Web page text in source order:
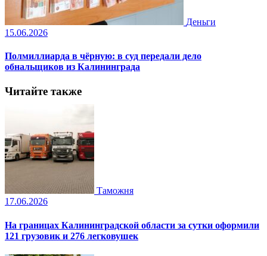
Деньги
15.06.2026
Полмиллиарда в чёрную: в суд передали дело
обнальщиков из Калининграда
Читайте также
Таможня
17.06.2026
На границах Калининградской области за сутки оформили
121 грузовик и 276 легковушек